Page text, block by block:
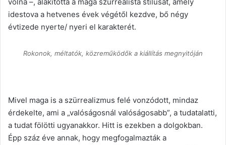
volna –, alakította a maga szürrealista stílusát, amely
idestova a hetvenes évek végétől kezdve, bő négy
évtizede nyerte/ nyeri el karakterét.
Rokonok, méltatók, közreműködők a kiállítás megnyitóján
Mivel maga is a szürrealizmus felé vonzódott, mindaz
érdekelte, ami a „valóságosnál valóságosabb”, a tudatalatti,
a tudat fölötti ugyanakkor. Hitt is ezekben a dolgokban.
Épp száz éve annak, hogy megfogalmazták a